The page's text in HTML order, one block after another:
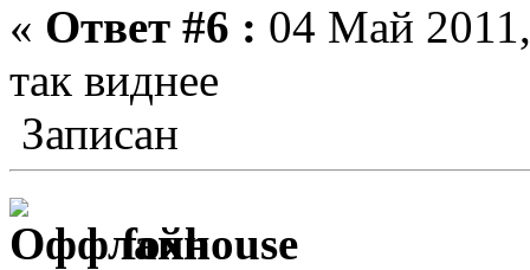
« Ответ #6 : 04 Май
так виднее
Записан
foxhouse